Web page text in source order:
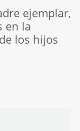
ejemplar,
en la
los hijos